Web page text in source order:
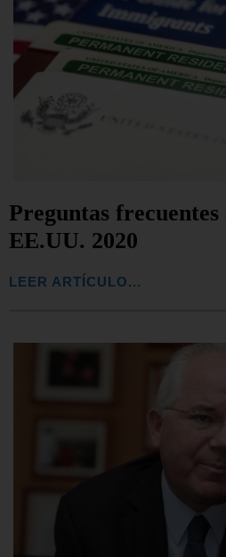
Preguntas frecuentes
EE.UU. 2020
LEER ARTÍCULO...